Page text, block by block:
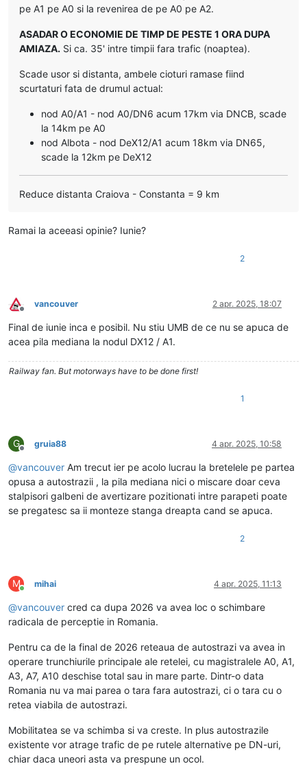
pe A1 pe A0 si la revenirea de pe A0 pe A2.
ASADAR O ECONOMIE DE TIMP DE PESTE 1 ORA DUPA
AMIAZA. Si ca. 35' intre timpii fara trafic (noaptea).
Scade usor si distanta, ambele cioturi ramase fiind
scurtaturi fata de drumul actual:
nod A0/A1 - nod A0/DN6 acum 17km via DNCB, scade
la 14km pe A0
nod Albota - nod DeX12/A1 acum 18km via DN65,
scade la 12km pe DeX12
Reduce distanta Craiova - Constanta = 9 km
Ramai la aceeasi opinie? Iunie?
2
Deconectat
vancouver 2 apr. 2025, 18:07
Final de iunie inca e posibil. Nu stiu UMB de ce nu se apuca de
acea pila mediana la nodul DX12 / A1.
Railway fan. But motorways have to be done first!
1
G
Deconectat
gruia88 4 apr. 2025, 10:58
@vancouver Am trecut ier pe acolo lucrau la bretelele pe partea
opusa a autostrazii , la pila mediana nici o miscare doar ceva
stalpisori galbeni de avertizare pozitionati intre parapeti poate
se pregatesc sa ii monteze stanga dreapta cand se apuca.
2
M
Conectat
mihai 4 apr. 2025, 11:13
@vancouver cred ca dupa 2026 va avea loc o schimbare
radicala de perceptie in Romania.
Pentru ca de la final de 2026 reteaua de autostrazi va avea in
operare trunchiurile principale ale retelei, cu magistralele A0, A1,
A3, A7, A10 deschise total sau in mare parte. Dintr-o data
Romania nu va mai parea o tara fara autostrazi, ci o tara cu o
retea viabila de autostrazi.
Mobilitatea se va schimba si va creste. In plus autostrazile
existente vor atrage trafic de pe rutele alternative pe DN-uri,
chiar daca uneori asta va prespune un ocol.